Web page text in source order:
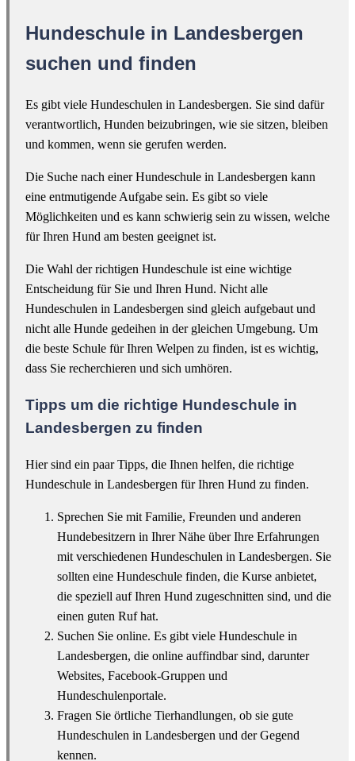
Hundeschule in Landesbergen
suchen und finden
Es gibt viele Hundeschulen in Landesbergen. Sie sind dafür
verantwortlich, Hunden beizubringen, wie sie sitzen, bleiben
und kommen, wenn sie gerufen werden.
Die Suche nach einer Hundeschule in Landesbergen kann
eine entmutigende Aufgabe sein. Es gibt so viele
Möglichkeiten und es kann schwierig sein zu wissen, welche
für Ihren Hund am besten geeignet ist.
Die Wahl der richtigen Hundeschule ist eine wichtige
Entscheidung für Sie und Ihren Hund. Nicht alle
Hundeschulen in Landesbergen sind gleich aufgebaut und
nicht alle Hunde gedeihen in der gleichen Umgebung. Um
die beste Schule für Ihren Welpen zu finden, ist es wichtig,
dass Sie recherchieren und sich umhören.
Tipps um die richtige Hundeschule in
Landesbergen zu finden
Hier sind ein paar Tipps, die Ihnen helfen, die richtige
Hundeschule in Landesbergen für Ihren Hund zu finden.
Sprechen Sie mit Familie, Freunden und anderen
Hundebesitzern in Ihrer Nähe über Ihre Erfahrungen
mit verschiedenen Hundeschulen in Landesbergen. Sie
sollten eine Hundeschule finden, die Kurse anbietet,
die speziell auf Ihren Hund zugeschnitten sind, und die
einen guten Ruf hat.
Suchen Sie online. Es gibt viele Hundeschule in
Landesbergen, die online auffindbar sind, darunter
Websites, Facebook-Gruppen und
Hundeschulenportale.
Fragen Sie örtliche Tierhandlungen, ob sie gute
Hundeschulen in Landesbergen und der Gegend
kennen.